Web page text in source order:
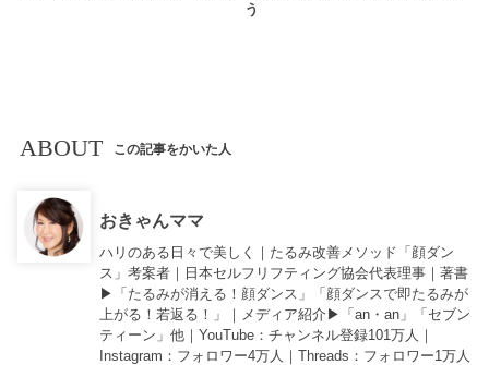
う
ABOUT この記事をかいた人
おきゃんママ
ハリのある日々で美しく｜たるみ改善メソッド「顔ダン
ス」考案者｜日本セルフリフティング協会代表理事｜著書
▶︎「 たるみが消える！顔ダンス 」「 顔ダンスで即たるみが
上がる！若返る！ 」｜メディア紹介▶︎「an・an」「セブン
ティーン」他｜YouTube ：チャンネル登録101万人｜
Instagram ：フォロワー4万人｜Threads ：フォロワー1万人